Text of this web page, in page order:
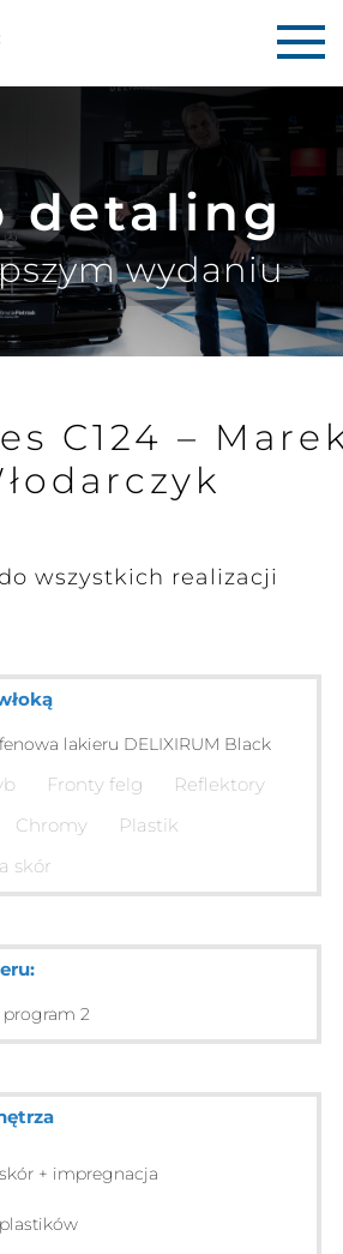
detaling
wydaniu
C124 –
wszystkich realizacji
lakieru DELIXIRUM Black
Fronty felg
Reflektory
Chromy
Plastik
skór
2
+ impregnacja